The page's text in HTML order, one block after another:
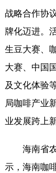
战略合作协
牌化迈进。
生豆大赛、
大赛、中国
及文化体验
局咖啡产业
业发展跨上
海南省农
示，海南咖